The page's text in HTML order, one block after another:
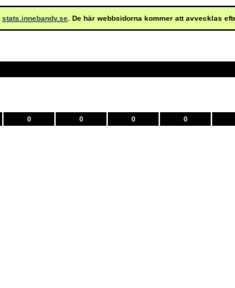
stats.innebandy.se . De här webbsidorna kommer att avvecklas
0 0 0 0